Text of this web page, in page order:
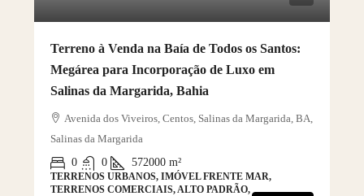
Terreno à Venda na Baía de Todos os Santos:
Megárea para Incorporação de Luxo em
Salinas da Margarida, Bahia
Avenida dos Viveiros, Centos, Salinas da Margarida, BA,
Salinas da Margarida
0
0 572000 m²
TERRENOS URBANOS, IMÓVEL FRENTE MAR,
TERRENOS COMERCIAIS, ALTO PADRÃO,